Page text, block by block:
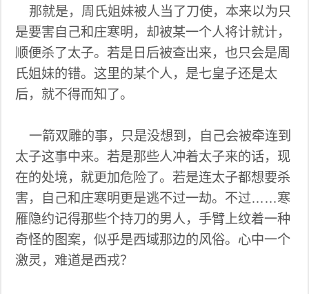
那就是，周氏姐妹被人当了刀使，本来以为只
是要害自己和庄寒明，却被某一个人将计就计，
顺便杀了太子。若是日后被查出来，也只会是周
氏姐妹的错。这里的某个人，是七皇子还是太
后，就不得而知了。
一箭双雕的事，只是没想到，自己会被牵连到
太子这事中来。若是那些人冲着太子来的话，现
在的处境，就更加危险了。若是连太子都想要杀
害，自己和庄寒明更是逃不过一劫。不过……寒
雁隐约记得那些个持刀的男人，手臂上纹着一种
奇怪的图案，似乎是西域那边的风俗。心中一个
激灵，难道是西戎？